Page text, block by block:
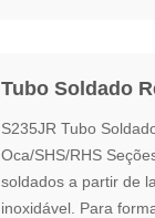
Tubo Soldado
S235JR Tubo
Oca/SHS/RHS
soldados a partir de
inoxidável. Para